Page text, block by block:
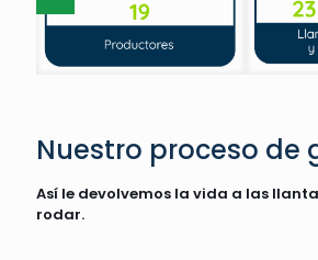
Nuestro proceso de
Así le devolvemos la vida a las
rodar.